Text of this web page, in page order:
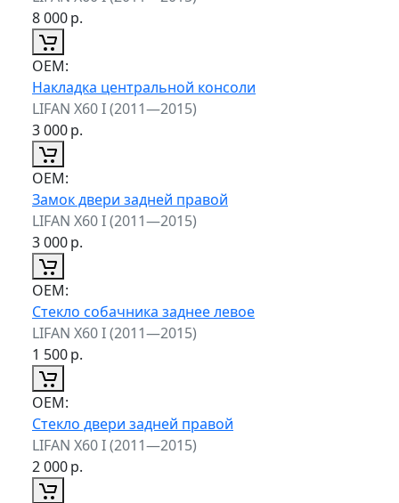
8 000р.
ОЕМ:
Накладка центральной консоли
LIFAN X60 I (2011—2015)
3 000р.
ОЕМ:
Замок двери задней правой
LIFAN X60 I (2011—2015)
3 000р.
ОЕМ:
Стекло собачника заднее левое
LIFAN X60 I (2011—2015)
1 500р.
ОЕМ:
Стекло двери задней правой
LIFAN X60 I (2011—2015)
2 000р.